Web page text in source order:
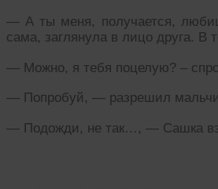
— А ты меня, получается,
сама, заглянула в лицо друга. В
— Можно, я тебя поцелую? –
— Попробуй, — разрешил
— Подожди, не так…, — Сашка